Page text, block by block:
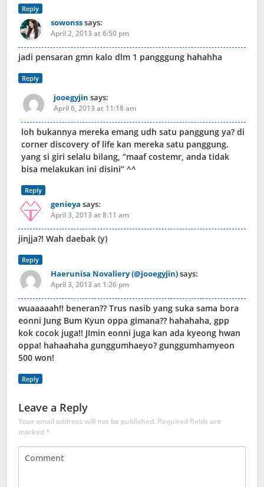
Reply
sowonsssays:
April 2, 2013 at 6:50 pm
jadi pensaran gmn kalo dlm 1 pangggung hahahha
Reply
jooegyjin says:
April 6, 2013 at 11:18 am
loh bukannya mereka emang udh satu panggung ya? di
corner discovery of life kan mereka satu panggung.
yang si giri selalu bilang, “maaf costemr, anda tidak
bisa melakukan ini disini” ^^
Reply
genieya says:
April 3, 2013 at 8:11 am
jinjja?! Wah daebak (y)
Reply
Haerunisa Novaliery (@jooegyjin)says:
April 3, 2013 at 1:26 pm
wuaaaaah!! beneran?? Trus nasib yang suka sama bora
eonni Jung Bum Kyun oppa gimana?? hahahaha, gpp
kok cocok juga!! JImin eonni juga kan ada kyeong hwan
oppa! hahaahaha gunggumhaeyo? gunggumhamyeon
500 won!
Reply
Leave a Reply
Your email address will not be published. Required fields are
marked*